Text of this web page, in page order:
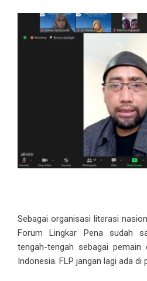
Sebagai organisasi literasi
Forum Lingkar Pena sudah
tengah-tengah sebagai
Indonesia. FLP jangan lagi ada di